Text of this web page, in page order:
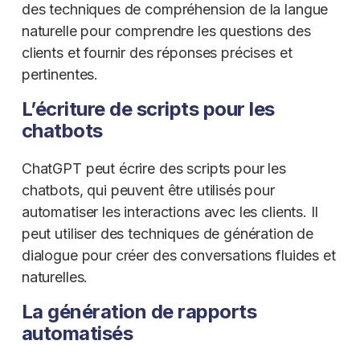
des techniques de compréhension de la langue
naturelle pour comprendre les questions des
clients et fournir des réponses précises et
pertinentes.
L’écriture de scripts pour les
chatbots
ChatGPT peut écrire des scripts pour les
chatbots, qui peuvent être utilisés pour
automatiser les interactions avec les clients. Il
peut utiliser des techniques de génération de
dialogue pour créer des conversations fluides et
naturelles.
La génération de rapports
automatisés